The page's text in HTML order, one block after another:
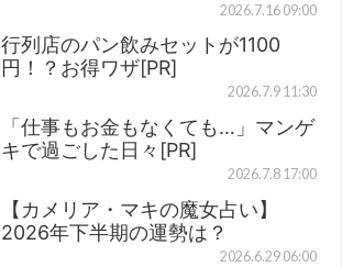
2026.7.16 09:00
行列店のパン飲みセットが1100
円！？お得ワザ[PR]
2026.7.9 11:30
「仕事もお金もなくても…」マンゲ
キで過ごした日々[PR]
2026.7.8 17:00
【カメリア・マキの魔女占い】
2026年下半期の運勢は？
2026.6.29 06:00